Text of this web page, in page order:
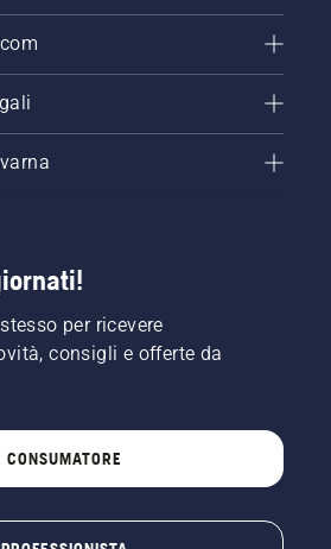
per ricevere
consigli e offerte da
CONSUMATORE